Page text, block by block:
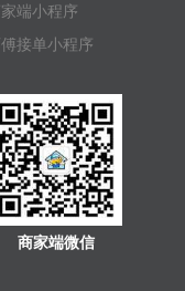
端小程序
接单小程序
商家端微信